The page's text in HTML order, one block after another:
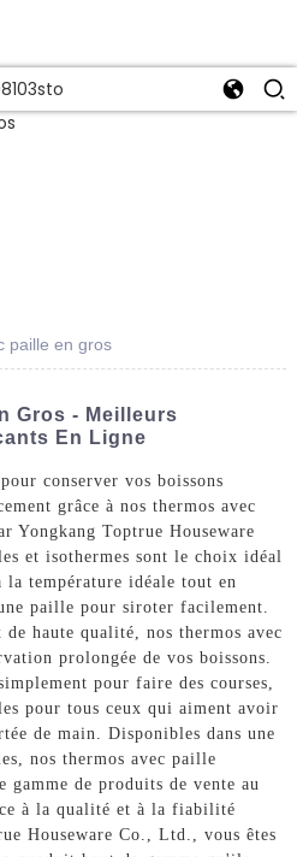
paille en gros
Gros - Meilleurs
En Ligne
conserver vos boissons
grâce à nos thermos avec
Yongkang Toptrue Houseware
et isothermes sont le choix idéal
la température idéale tout en
paille pour siroter facilement.
de haute qualité, nos thermos avec
prolongée de vos boissons.
pour faire des courses,
pour tous ceux qui aiment avoir
de main. Disponibles dans une
nos thermos avec paille
gamme de produits de vente au
à la qualité et à la fiabilité
Houseware Co., Ltd., vous êtes